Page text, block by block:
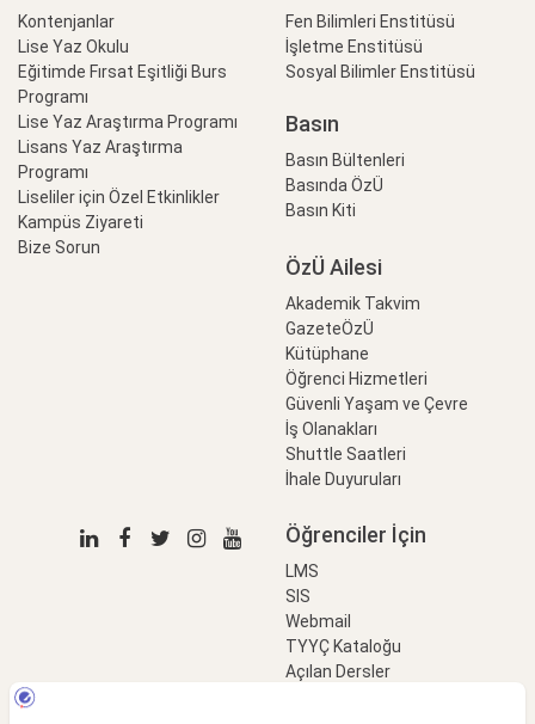
Kontenjanlar
Lise Yaz Okulu
Eğitimde Fırsat Eşitliği Burs
Programı
Lise Yaz Araştırma Programı
Lisans Yaz Araştırma
Programı
Liseliler için Özel Etkinlikler
Kampüs Ziyareti
Bize Sorun
Fen Bilimleri Enstitüsü
İşletme Enstitüsü
Sosyal Bilimler Enstitüsü
Basın
Basın Bültenleri
Basında ÖzÜ
Basın Kiti
ÖzÜ Ailesi
Akademik Takvim
GazeteÖzÜ
Kütüphane
Öğrenci Hizmetleri
Güvenli Yaşam ve Çevre
İş Olanakları
Shuttle Saatleri
İhale Duyuruları
Öğrenciler İçin
LMS
SIS
Webmail
TYYÇ Kataloğu
Açılan Dersler